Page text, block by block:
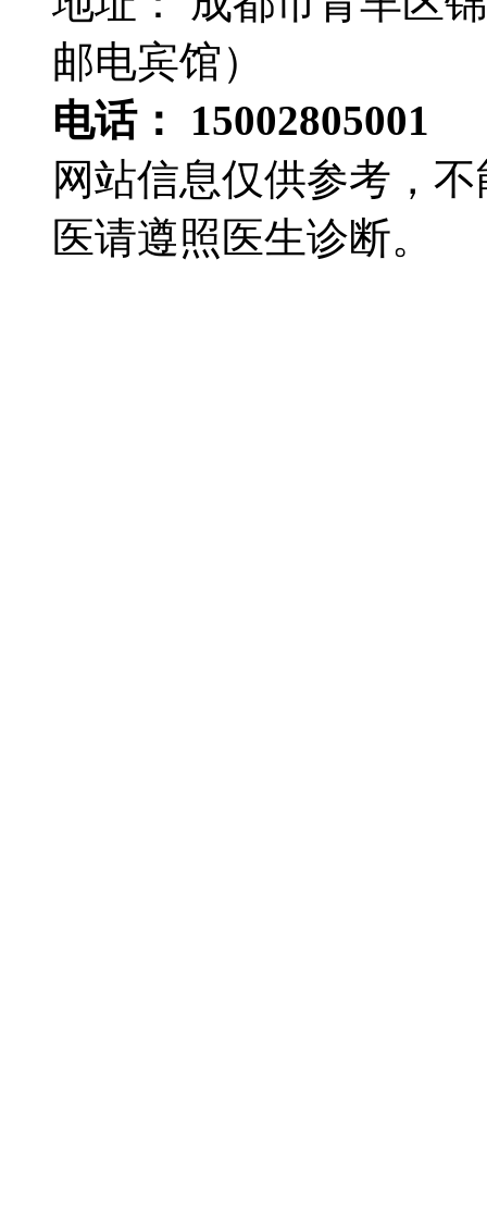
邮电宾馆）
电话： 15002805001
网站信息仅供参考，
医请遵照医生诊断。